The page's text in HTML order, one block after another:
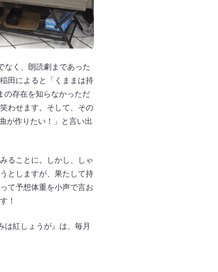
なく、朗読劇まであった
田によると「くままは持
の存在を知らなかっただ
わせます。そして、その
が作りたい！」と言い出
ることに。しかし、しゃ
としますが、果たして持
て予想体重を小声で言お
！
は紅しょうが』は、毎月